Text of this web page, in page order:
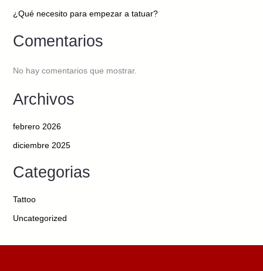
¿Qué necesito para empezar a tatuar?
Comentarios
No hay comentarios que mostrar.
Archivos
febrero 2026
diciembre 2025
Categorias
Tattoo
Uncategorized